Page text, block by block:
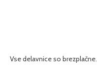
Vse delavnice so brezplačne.